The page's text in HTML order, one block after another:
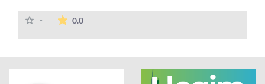
- 0.0La mitjana de les valoracions és de 0 estrelles